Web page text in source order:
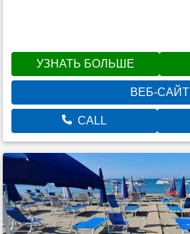
УЗНАТЬ БОЛЬШЕ
ВЕБ-САЙТ
CALL